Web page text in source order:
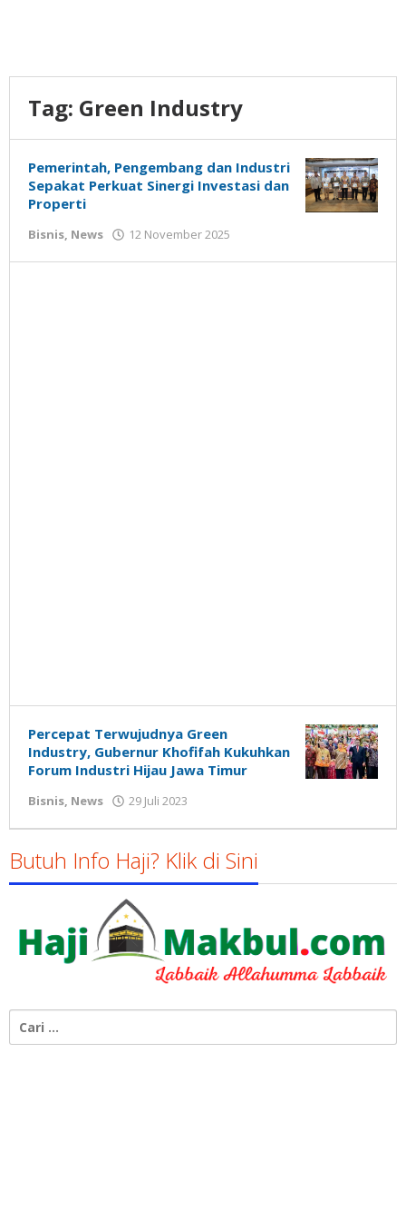
Tag: Green Industry
Pemerintah, Pengembang dan Industri
Sepakat Perkuat Sinergi Investasi dan
Properti
Bisnis, News 12 November 2025
Susanto
Percepat Terwujudnya Green
Industry, Gubernur Khofifah Kukuhkan
Forum Industri Hijau Jawa Timur
Bisnis, News 29 Juli 2023
Susanto
Butuh Info Haji? Klik di Sini
untuk: